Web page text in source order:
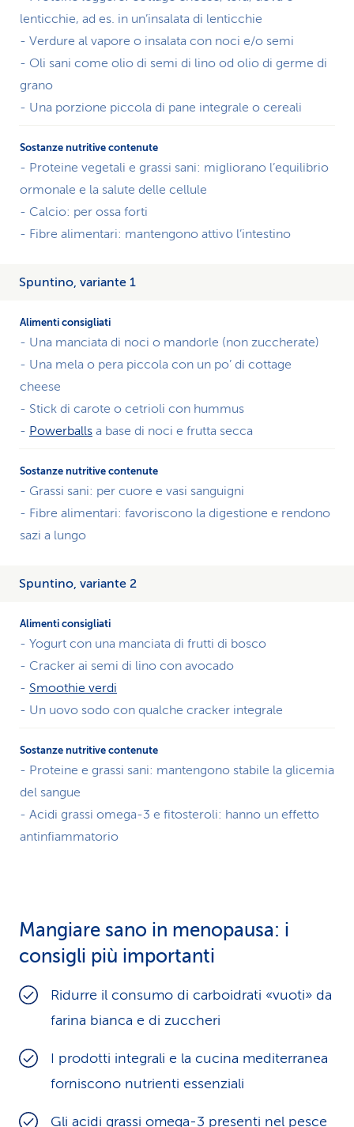
lenticchie, ad es. in un’insalata di lenticchie
- Verdure al vapore o insalata con noci e/o semi
- Oli sani come olio di semi di lino od olio di germe di
grano
- Una porzione piccola di pane integrale o cereali
- Proteine vegetali e grassi sani: migliorano l’equilibrio
ormonale e la salute delle cellule
- Calcio: per ossa forti
- Fibre alimentari: mantengono attivo l’intestino
Spuntino, variante 1
- Una manciata di noci o mandorle (non zuccherate)
- Una mela o pera piccola con un po’ di cottage
cheese
- Stick di carote o cetrioli con hummus
- Powerballs a base di noci e frutta secca
- Grassi sani: per cuore e vasi sanguigni
- Fibre alimentari: favoriscono la digestione e rendono
sazi a lungo
Spuntino, variante 2
- Yogurt con una manciata di frutti di bosco
- Cracker ai semi di lino con avocado
- Smoothie verdi
- Un uovo sodo con qualche cracker integrale
- Proteine e grassi sani: mantengono stabile la glicemia
del sangue
- Acidi grassi omega-3 e fitosteroli: hanno un effetto
antinfiammatorio
Mangiare sano in menopausa: i
consigli più importanti
Ridurre il consumo di carboidrati «vuoti» da
farina bianca e di zuccheri
I prodotti integrali e la cucina mediterranea
forniscono nutrienti essenziali
Gli acidi grassi omega-3 presenti nel pesce